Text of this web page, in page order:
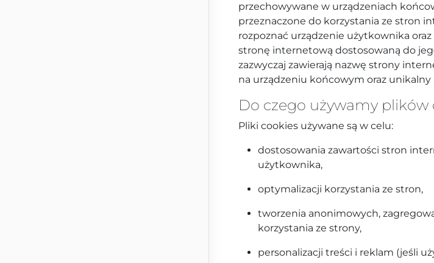
przechowywane w urządzeniach
przeznaczone do korzystania ze stron
rozpoznać urządzenie użytkownika
stronę internetową dostosowaną do
zazwyczaj zawierają nazwę strony
na urządzeniu końcowym oraz
Do czego używamy plików
Pliki cookies używane są w celu:
dostosowania zawartości stron
użytkownika,
optymalizacji korzystania ze stron,
tworzenia anonimowych,
korzystania ze strony,
personalizacji treści i reklam (jeśli